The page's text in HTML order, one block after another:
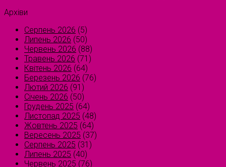
Архіви
Серпень 2026 (5)
Липень 2026 (50)
Червень 2026 (88)
Травень 2026 (71)
Квітень 2026 (64)
Березень 2026 (76)
Лютий 2026 (91)
Січень 2026 (50)
Грудень 2025 (64)
Листопад 2025 (48)
Жовтень 2025 (64)
Вересень 2025 (37)
Серпень 2025 (31)
Липень 2025 (40)
Червень 2025 (76)